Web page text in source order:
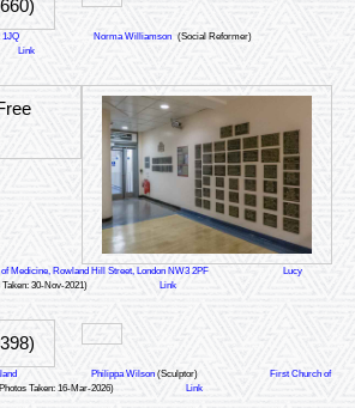
1JQ Norma Williamson (Social Reformer)
Link
Medicine, Rowland Hill Street, London NW3 2PF
Lucy
Taken: 30-Nov-2021) Link
Philippa Wilson (Sculptor)
First Church of
Taken: 16-Mar-2026) Link